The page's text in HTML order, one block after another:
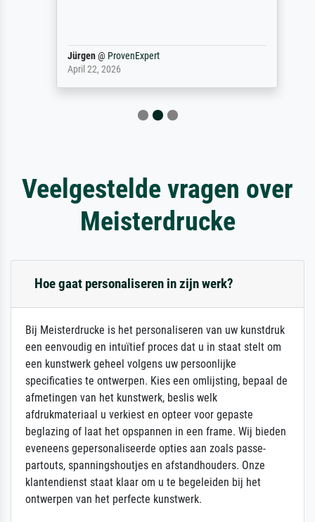
Jürgen@ProvenExpert
April 22, 2026
Veelgestelde vragen over
Meisterdrucke
Hoe gaat personaliseren in zijn werk?
Bij Meisterdrucke is het personaliseren van uw kunstdruk
een eenvoudig en intuïtief proces dat u in staat stelt om
een kunstwerk geheel volgens uw persoonlijke
specificaties te ontwerpen. Kies een omlijsting, bepaal de
afmetingen van het kunstwerk, beslis welk
afdrukmateriaal u verkiest en opteer voor gepaste
beglazing of laat het opspannen in een frame. Wij bieden
eveneens gepersonaliseerde opties aan zoals passe-
partouts, spanningshoutjes en afstandhouders. Onze
klantendienst staat klaar om u te begeleiden bij het
ontwerpen van het perfecte kunstwerk.